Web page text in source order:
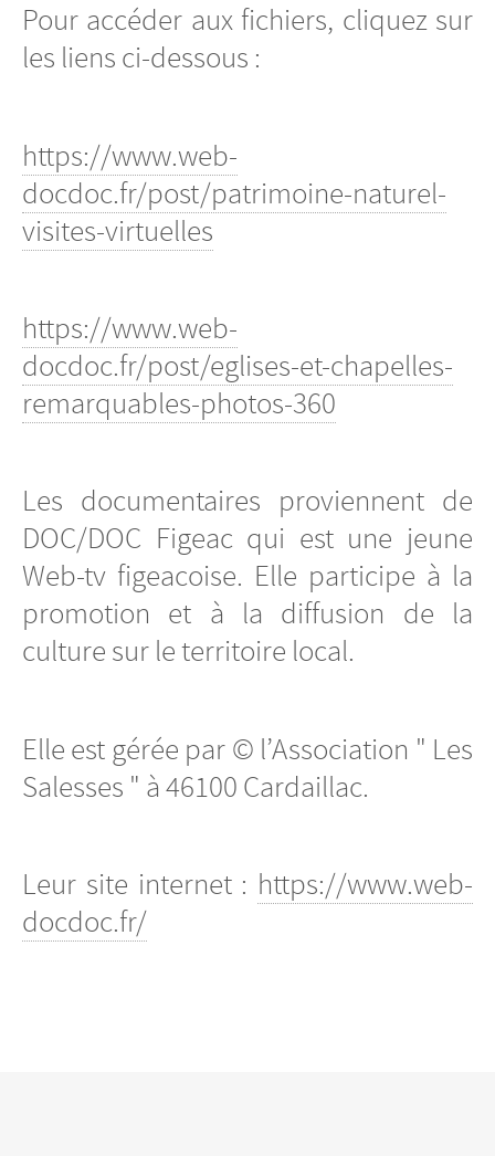
Pour accéder aux fichiers, cliquez sur
les liens ci-dessous :
https://www.web-
docdoc.fr/post/patrimoine-naturel-
visites-virtuelles
https://www.web-
docdoc.fr/post/eglises-et-chapelles-
remarquables-photos-360
Les documentaires proviennent de
DOC/DOC Figeac qui est une jeune
Web-tv figeacoise. Elle participe à la
promotion et à la diffusion de la
culture sur le territoire local.
Elle est gérée par © l’Association " Les
Salesses " à 46100 Cardaillac.
Leur site internet : https://www.web-
docdoc.fr/